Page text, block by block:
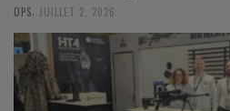
OPS JUILLET 2, 2026